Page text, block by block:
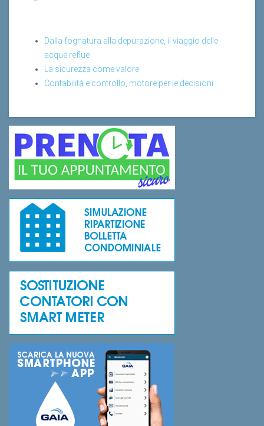
Dalla fognatura alla depurazione, il viaggio delle
acque reflue
La sicurezza come valore
Contabilità e controllo, motore per le decisioni